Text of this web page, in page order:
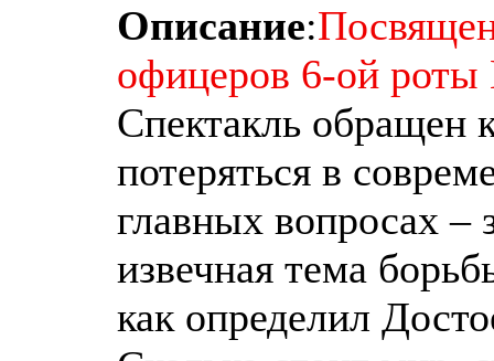
Описание:
офицеров 6-ой
Спектакль обращен
потеряться в
главных вопросах –
извечная тема
как определил